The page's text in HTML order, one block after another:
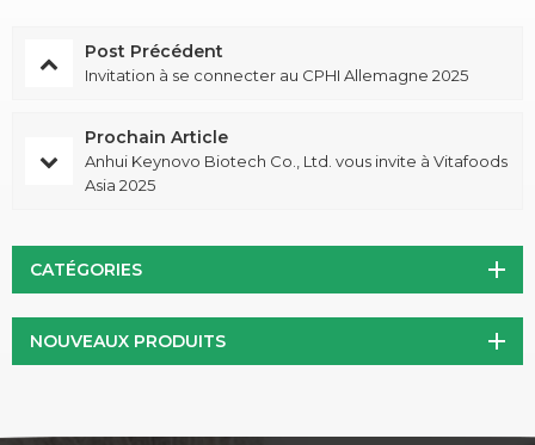
Post Précédent
Invitation à se connecter au CPHI Allemagne 2025
Prochain Article
Anhui Keynovo Biotech Co., Ltd. vous invite à Vitafoods
Asia 2025
CATÉGORIES
NOUVEAUX PRODUITS